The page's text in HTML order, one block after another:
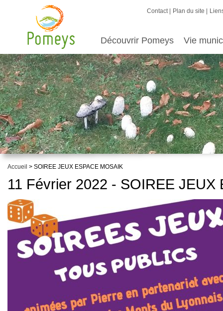
Contact Plan du site
Découvrir Pomeys Vie
Accueil > SOIREE JEUX ESPACE MOSAIK
11 Février 2022 - SOIREE JEUX